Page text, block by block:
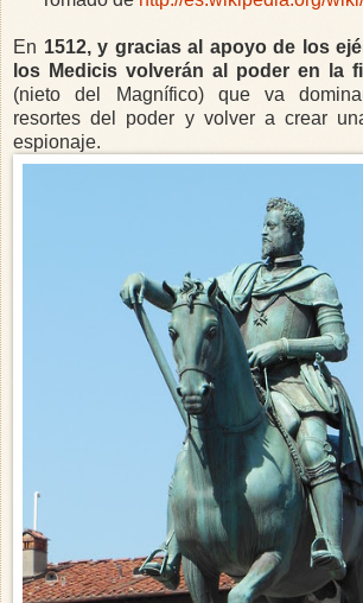
En 1512, y gracias al apoyo de los
los Medicis volverán al poder en la
(nieto del Magnífico) que va
resortes del poder y volver a crear
espionaje.